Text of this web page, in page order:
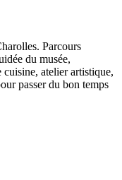
Parcours
du musée,
cuisine, atelier artistique,
passer du bon temps